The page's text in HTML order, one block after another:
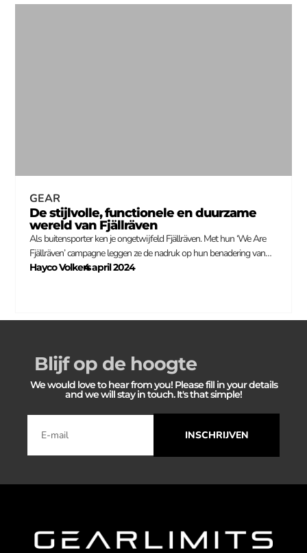
GEAR
De stijlvolle, functionele en duurzame
wereld van Fjällräven
Als buitensporter ken je ongetwijfeld Fjällräven. Met hun ‘We Are
Fjällräven’ campagne leggen ze de nadruk op hun benadering van…
Hayco Volkers
–
4 april 2024
Blijf op de hoogte
We would love to hear from you! Please fill in your details
and we will stay in touch. It's that simple!
INSCHRIJVEN